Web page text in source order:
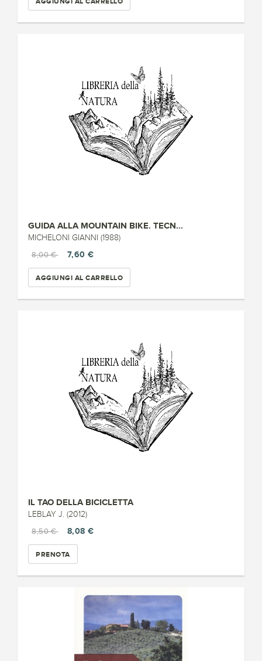
GUIDA ALLA MOUNTAIN BIKE. TECN...
MICHELONI GIANNI (1988)
8,00 €
7,60 €
AGGIUNGI AL CARRELLO
IL TAO DELLA BICICLETTA
LEBLAY J. (2012)
8,50 €
8,08 €
PRENOTA